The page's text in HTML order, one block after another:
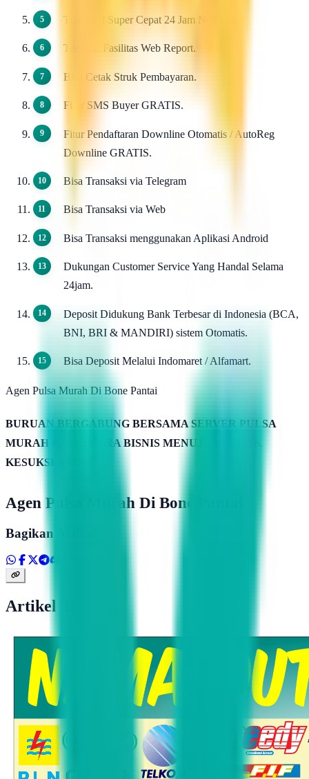
Transaksi Super Cepat 24 Jam Non Stop.
Tersedia Fasilitas Web Report.
Bisa Cetak Struk Pembayaran.
Fitur SMS Buyer GRATIS.
Fitur Pendaftaran Downline Otomatis / AutoReg
Downline GRATIS.
Bisa Transaksi via Telegram
Bisa Transaksi via Web
Bisa Transaksi menggunakan Aplikasi Android
Dukungan Customer Service Yang Handal Selama
24jam.
Deposit Didukung Bank Terbesar di Indonesia (BCA,
BNI, BRI & MANDIRI) sistem Otomatis.
Bisa Deposit Melalui Indomaret / Alfamart.
Agen Pulsa Murah Di Bone Pantai
BURUAN BERGABUNG BERSAMA SERVER PULSA
MURAH KAMIMITRA BISNIS MENUJU PUNCAK
KESUKSESAN
Agen Pulsa Murah Di Bone Pantai
Bagikan Artikel
Artikel Terkait